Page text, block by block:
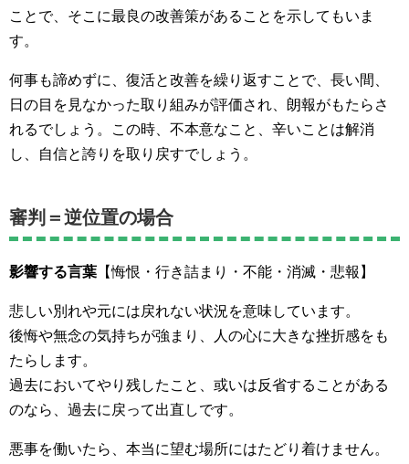
ことで、そこに最良の改善策があることを示してもいま
す。
何事も諦めずに、復活と改善を繰り返すことで、長い間、
日の目を見なかった取り組みが評価され、朗報がもたらさ
れるでしょう。この時、不本意なこと、辛いことは解消
し、自信と誇りを取り戻すでしょう。
審判＝逆位置の場合
影響する言葉 【悔恨・行き詰まり・不能・消滅・悲報】
悲しい別れや元には戻れない状況を意味しています。
後悔や無念の気持ちが強まり、人の心に大きな挫折感をも
たらします。
過去においてやり残したこと、或いは反省することがある
のなら、過去に戻って出直しです。
悪事を働いたら、本当に望む場所にはたどり着けません。